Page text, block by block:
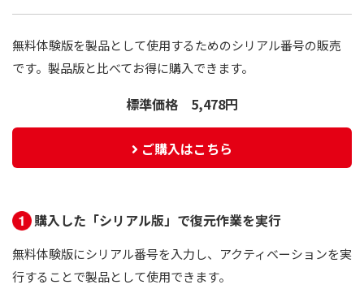
無料体験版を製品として使用するためのシリアル番号の販売
です。製品版と比べてお得に購入できます。
標準価格 5,478円
ご購入はこちら
購入した「シリアル版」で復元作業を実行
無料体験版にシリアル番号を入力し、アクティベーションを実
行することで製品として使用できます。